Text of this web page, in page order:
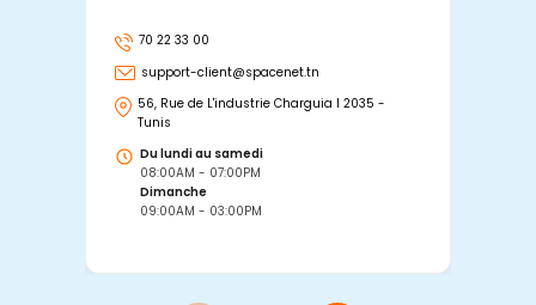
70 22 33 00
support-client@spacenet.tn
56, Rue de L'industrie Charguia I 2035 -
Tunis
Du lundi au samedi
08:00AM - 07:00PM
Dimanche
09:00AM - 03:00PM